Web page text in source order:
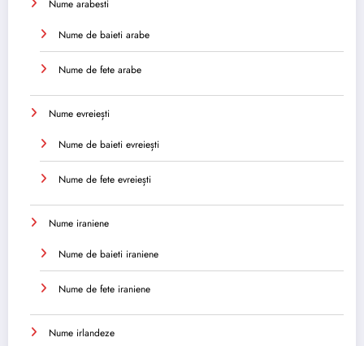
Nume arabesti
Nume de baieti arabe
Nume de fete arabe
Nume evreiești
Nume de baieti evreiești
Nume de fete evreiești
Nume iraniene
Nume de baieti iraniene
Nume de fete iraniene
Nume irlandeze